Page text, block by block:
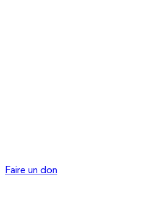
Faire un don